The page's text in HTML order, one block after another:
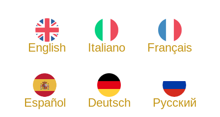
English Italiano Français
Español Deutsch Русский